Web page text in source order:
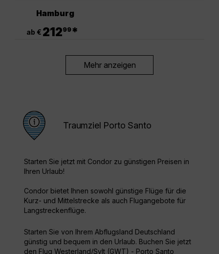
Hamburg
ab € 21299*
Mehr anzeigen
Traumziel Porto Santo
Starten Sie jetzt mit Condor zu günstigen Preisen in
Ihren Urlaub!
Condor bietet Ihnen sowohl günstige Flüge für die
Kurz- und Mittelstrecke als auch Flugangebote für
Langstreckenflüge.
Starten Sie von Ihrem Abflugsland Deutschland
günstig und bequem in den Urlaub. Buchen Sie jetzt
den Flug Westerland/Sylt (GWT) - Porto Santo